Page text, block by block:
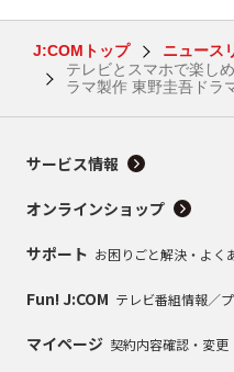
J:COMトップ
ニュース
テレビとスマホで楽し
ラマ製作 東野圭吾ドラ
サービス情報
オンラインショップ
サポート お困りごと解決・よく
Fun! J:COM テレビ番組情報／
マイページ 契約内容確認・変更